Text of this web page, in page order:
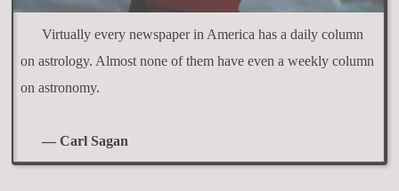
Virtually every newspaper in America has a daily column
on astrology. Almost none of them have even a weekly column
on astronomy.
— Carl Sagan